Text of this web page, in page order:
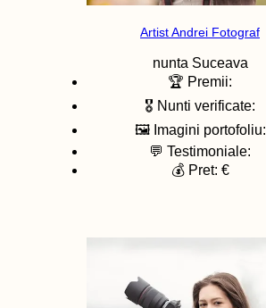
Artist Andrei Fotograf
nunta Suceava
🏆 Premii:
🎖️ Nunti verificate:
🖼️ Imagini portofoliu:
💬 Testimoniale:
💰 Pret: €